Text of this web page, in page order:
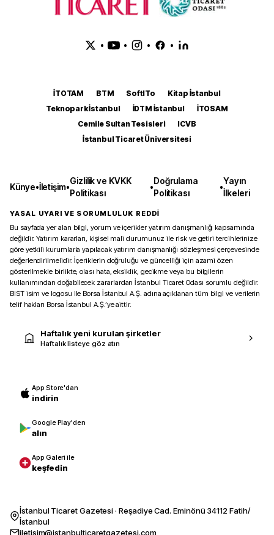
• • • •
İTOTAM BTM SoftITo
Kitap İstanbul
Teknopark İstanbul
İDTM İstanbul
İTOSAM
Cemile Sultan Tesisleri
ICVB
İstanbul Ticaret Üniversitesi
Künye•İletişim•
Gizlilik ve KVKK
Politikası
•
Doğrulama
Politikası
•
Yayın
İlkeleri
YASAL UYARI VE SORUMLULUK REDDİ
Bu sayfada yer alan bilgi, yorum ve içerikler yatırım danışmanlığı kapsamında
değildir. Yatırım kararları, kişisel mali durumunuz ile risk ve getiri tercihlerinize
göre yetkili kurumlarla yapılacak yatırım danışmanlığı sözleşmesi çerçevesinde
değerlendirilmelidir. İçeriklerin doğruluğu ve güncelliği için azami özen
gösterilmekle birlikte, olası hata, eksiklik, gecikme veya bu bilgilerin
kullanımından doğabilecek zararlardan İstanbul Ticaret Odası sorumlu değildir.
BIST isim ve logosu ile Borsa İstanbul A.Ş. adına açıklanan tüm bilgi ve verilerin
telif hakları Borsa İstanbul A.Ş.’ye aittir.
Haftalık yeni kurulan şirketler
Haftalık listeye göz atın
App Store'dan
indirin
Google Play'den
alın
App Galeri ile
keşfedin
İstanbul Ticaret Gazetesi · Reşadiye Cad. Eminönü 34112 Fatih/
İstanbul
iletisim@istanbulticaretgazetesi.com